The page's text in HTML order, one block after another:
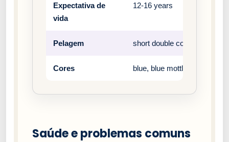
Expectativa de
vida
12-16 years
Pelagem short double coat
Cores blue, blue mottled, blue
Saúde e problemas comuns